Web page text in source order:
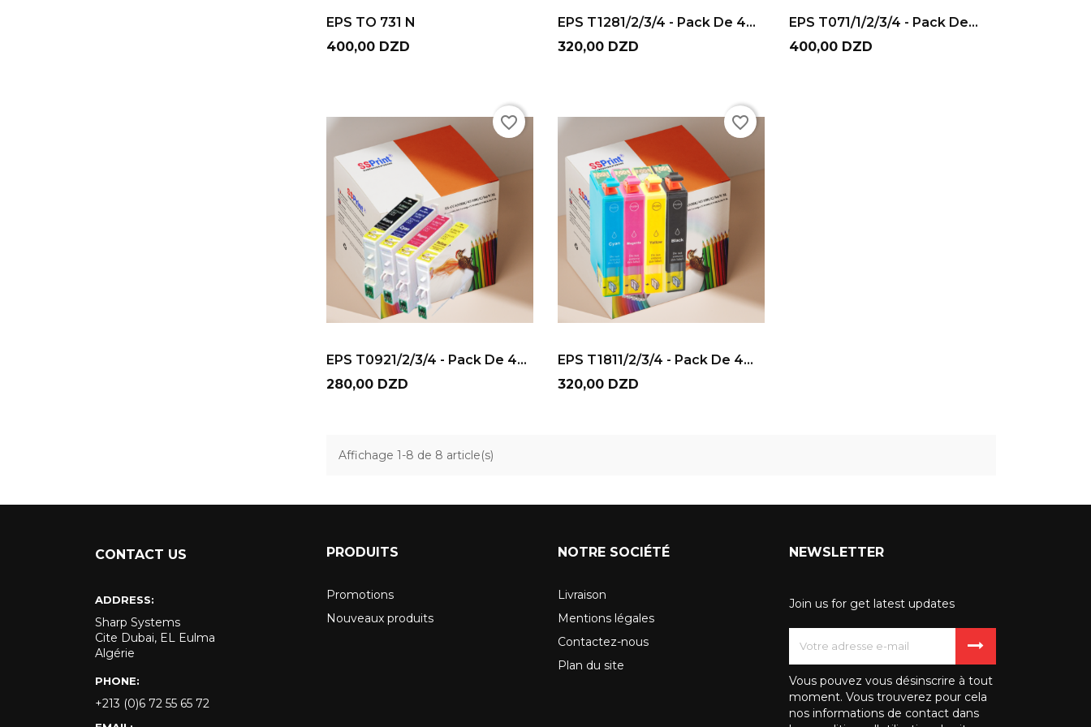
EPS TO 731 N
Prix
400,00 DZD
EPS T1281/2/3/4 - Pack De 4...
Prix
320,00 DZD
EPS T071/1/2/3/4 - Pack De...
Prix
400,00 DZD
EPS T0921/2/3/4 - Pack De 4...
Prix
280,00 DZD
favorite_border
EPS T1811/2/3/4 - Pack De 4...
Prix
320,00 DZD
favorite_border
Affichage 1-8 de 8 article(s)
CONTACT US
ADDRESS:
Sharp Systems
Cite Dubai, EL Eulma
Algérie
PHONE:
+213 (0)6 72 55 65 72
PRODUITS
Promotions
Nouveaux produits
NOTRE SOCIÉTÉ
Livraison
Mentions légales
Contactez-nous
Plan du site
NEWSLETTER
Join us for get latest updates
Vous pouvez vous désinscrire à tout
moment. Vous trouverez pour cela
nos informations de contact dans